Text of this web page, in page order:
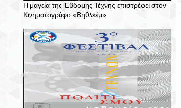
Η μαγεία της Έβδομης Τέχνης επιστρέφει στον
Κινηματογράφο «Βηθλεέμ»